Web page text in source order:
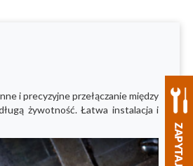
i precyzyjne przełączanie między
żywotność. Łatwa instalacja i